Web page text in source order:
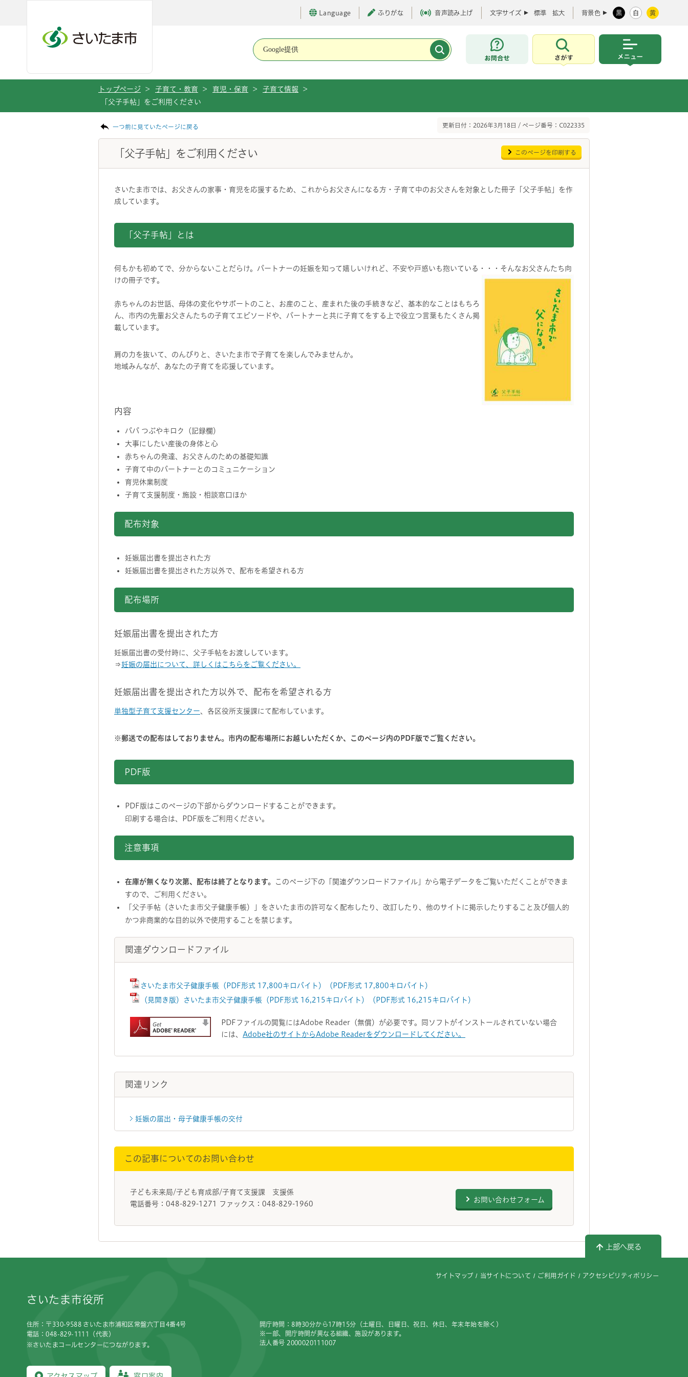
Language ふりがな 音声読み上げ 文字サイズ 標準 拡大 背景色 黒 白 黄
お問合せ
さがす
トップページ > 子育て・教育 > 育児・保育 > 子育て情報
>
「父子手帖」をご利用ください
一つ前に見ていたページに戻る 更新日付：2026年3月18日 / ページ番号：C022335
「父子手帖」をご利用ください このページを印刷する
さいたま市では、お父さんの家事・育児を応援するため、これからお父さんになる方・子育て中のお父さんを対象とした冊子「父子手帖」を作
成しています。
「父子手帖」とは
何もかも初めてで、分からないことだらけ。パートナーの妊娠を知って嬉しいけれど、不安や戸惑いも抱いている・・・そんなお父さんたち向
けの冊子です。
赤ちゃんのお世話、母体の変化やサポートのこと、お産のこと、産まれた後の手続きなど、基本的なことはもちろ
ん、市内の先輩お父さんたちの子育てエピソードや、パートナーと共に子育てをする上で役立つ言葉もたくさん掲
載しています。
肩の力を抜いて、のんびりと、さいたま市で子育てを楽しんでみませんか。
地域みんなが、あなたの子育てを応援しています。
内容
パパ つぶやキロク（記録欄）
大事にしたい産後の身体と心
赤ちゃんの発達、お父さんのための基礎知識
子育て中のパートナーとのコミュニケーション
育児休業制度
子育て支援制度・施設・相談窓口ほか
配布対象
妊娠届出書を提出された方
妊娠届出書を提出された方以外で、配布を希望される方
配布場所
妊娠届出書を提出された方
妊娠届出書の受付時に、父子手帖をお渡ししています。
⇒妊娠の届出について、詳しくはこちらをご覧ください。
妊娠届出書を提出された方以外で、配布を希望される方
単独型子育て支援センター、各区役所支援課にて配布しています。
※郵送での配布はしておりません。市内の配布場所にお越しいただくか、このページ内のPDF版でご覧ください。
PDF版
PDF版はこのページの下部からダウンロードすることができます。
印刷する場合は、PDF版をご利用ください。
注意事項
在庫が無くなり次第、配布は終了となります。
このページ下の「関連ダウンロードファイル」から電子データをご覧いただくことができま
すので、ご利用ください。
「父子手帖（さいたま市父子健康手帳）」をさいたま市の許可なく配布したり、改訂したり、他のサイトに掲示したりすること及び個人的
かつ非商業的な目的以外で使用することを禁じます。
関連ダウンロードファイル
さいたま市父子健康手帳（PDF形式 17,800キロバイト）（PDF形式 17,800キロバイト）
（見開き版）さいたま市父子健康手帳（PDF形式 16,215キロバイト）（PDF形式 16,215キロバイト）
PDFファイルの閲覧にはAdobe Reader（無償）が必要です。同ソフトがインストールされていない場合
には、 Adobe社のサイトからAdobe Readerをダウンロードしてください。
関連リンク
妊娠の届出・母子健康手帳の交付
この記事についてのお問い合わせ
子ども未来局/子ども育成部/子育て支援課 支援係
電話番号：048-829-1271 ファックス：048-829-1960
お問い合わせフォーム
上部へ戻る
サイトマップ 当サイトについて ご利用ガイド アクセシビリティポリシー
さいたま市役所
住所：〒330-9588 さいたま市浦和区常盤六丁目4番4号
電話：048-829-1111（代表）
※さいたまコールセンターにつながります。
開庁時間：8時30分から17時15分（土曜日、日曜日、祝日、休日、年末年始を除く）
※一部、開庁時間が異なる組織、施設があります。
法人番号 2000020111007